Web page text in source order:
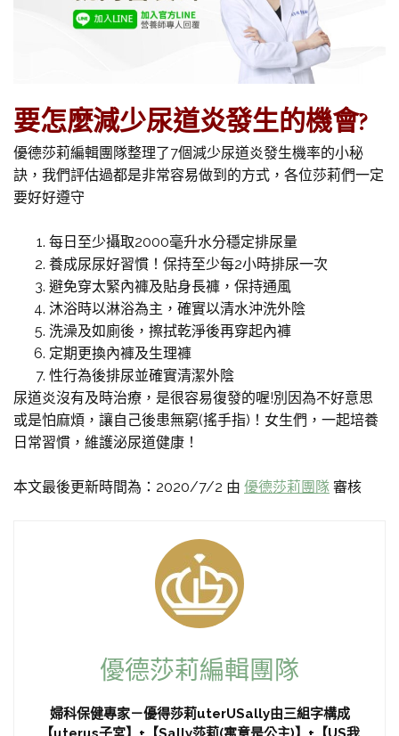
要怎麼減少尿道炎發生的機會?
優德莎莉編輯團隊整理了7個減少尿道炎發生機率的小秘
訣，我們評估過都是非常容易做到的方式，各位莎莉們一定
要好好遵守
每日至少攝取2000毫升水分穩定排尿量
養成尿尿好習慣！保持至少每2小時排尿一次
避免穿太緊內褲及貼身長褲，保持通風
沐浴時以淋浴為主，確實以清水沖洗外陰
洗澡及如廁後，擦拭乾淨後再穿起內褲
定期更換內褲及生理褲
性行為後排尿並確實清潔外陰
尿道炎沒有及時治療，是很容易復發的喔!別因為不好意思
或是怕麻煩，讓自己後患無窮(搖手指)！女生們，一起培養
日常習慣，維護泌尿道健康！
本文最後更新時間為：2020/7/2 由 優德莎莉團隊 審核
優德莎莉編輯團隊
婦科保健專家－優得莎莉uterUSally由三組字構成